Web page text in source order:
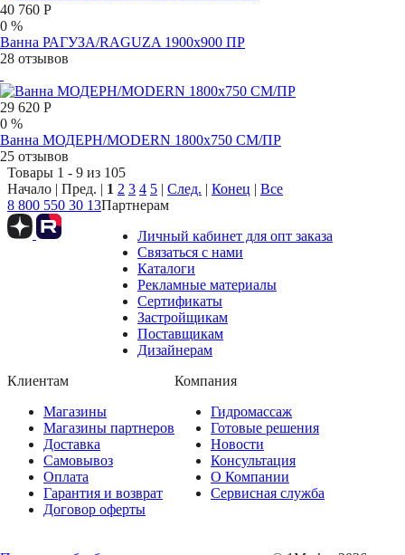
40 760 Р
0 %
Ванна РАГУЗА/RAGUZA 1900х900 ПР
28 отзывов
29 620 Р
0 %
Ванна МОДЕРН/MODERN 1800х750 СМ/ПР
25 отзывов
Товары 1 - 9 из 105
Начало | Пред. | 1 2 3 4 5 | След. | Конец | Все
8 800 550 30 13Партнерам
Личный кабинет для опт заказа
Связаться с нами
Каталоги
Рекламные материалы
Сертификаты
Застройщикам
Поставщикам
Дизайнерам
Клиентам
Магазины
Магазины партнеров
Доставка
Самовывоз
Оплата
Гарантия и возврат
Договор оферты
Компания
Гидромассаж
Готовые решения
Новости
Консультация
О Компании
Сервисная служба